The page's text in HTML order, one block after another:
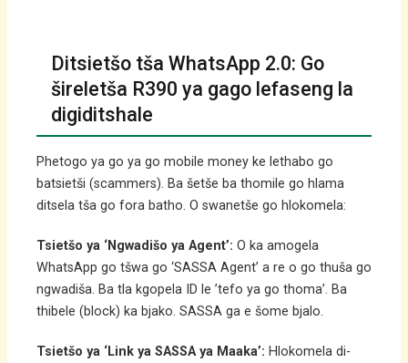
Ditsietšo tša WhatsApp 2.0: Go
šireletša R390 ya gago lefaseng la
digiditshale
Phetogo ya go ya go mobile money ke lethabo go
batsietši (scammers). Ba šetše ba thomile go hlama
ditsela tša go fora batho. O swanetše go hlokomela:
Tsietšo ya ‘Ngwadišo ya Agent’: O ka amogela
WhatsApp go tšwa go ‘SASSA Agent’ a re o go thuša go
ngwadiša. Ba tla kgopela ID le ’tefo ya go thoma’. Ba
thibele (block) ka bjako. SASSA ga e šome bjalo.
Tsietšo ya ‘Link ya SASSA ya Maaka’: Hlokomela di-